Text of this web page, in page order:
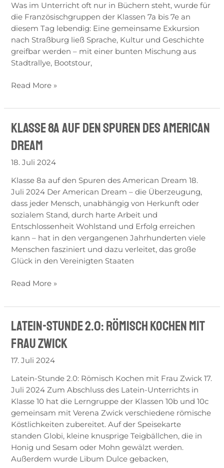
Was im Unterricht oft nur in Büchern steht, wurde für
die Französischgruppen der Klassen 7a bis 7e an
diesem Tag lebendig: Eine gemeinsame Exkursion
nach Straßburg ließ Sprache, Kultur und Geschichte
greifbar werden – mit einer bunten Mischung aus
Stadtrallye, Bootstour,
Read More »
Klasse 8a auf den Spuren des American
Dream
18. Juli 2024
Klasse 8a auf den Spuren des American Dream 18.
Juli 2024 Der American Dream – die Überzeugung,
dass jeder Mensch, unabhängig von Herkunft oder
sozialem Stand, durch harte Arbeit und
Entschlossenheit Wohlstand und Erfolg erreichen
kann – hat in den vergangenen Jahrhunderten viele
Menschen fasziniert und dazu verleitet, das große
Glück in den Vereinigten Staaten
Klasse
auf
den
des
American
Dream
Read More »
Latein-Stunde 2.0: Römisch Kochen mit
Frau Zwick
17. Juli 2024
Latein-Stunde 2.0: Römisch Kochen mit Frau Zwick 17.
Juli 2024 Zum Abschluss des Latein-Unterrichts in
Klasse 10 hat die Lerngruppe der Klassen 10b und 10c
gemeinsam mit Verena Zwick verschiedene römische
Köstlichkeiten zubereitet. Auf der Speisekarte
standen Globi, kleine knusprige Teigbällchen, die in
Honig und Sesam oder Mohn gewälzt werden.
Außerdem wurde Libum Dulce gebacken,
Latein-
2.0:
Römisch
mit
Frau
Zwick